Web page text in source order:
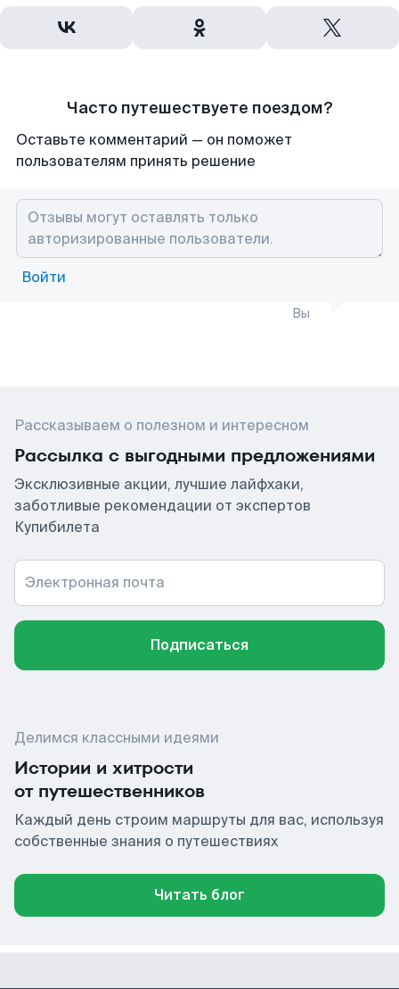
Часто путешествуете поездом?
Оставьте комментарий — он поможет
пользователям принять решение
Войти
Вы
Рассказываем о полезном и интересном
Рассылка с выгодными предложениями
Эксклюзивные акции, лучшие лайфхаки,
заботливые рекомендации от экспертов
Купибилета
Электронная почта
Подписаться
Делимся классными идеями
Истории и хитрости
от путешественников
Каждый день строим маршруты для вас, используя
собственные знания о путешествиях
Читать блог